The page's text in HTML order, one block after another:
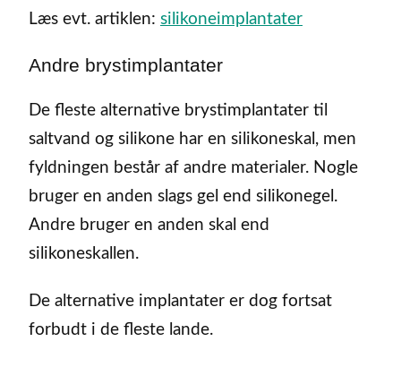
Læs evt. artiklen: silikoneimplantater
Andre brystimplantater
De fleste alternative brystimplantater til
saltvand og silikone har en silikoneskal, men
fyldningen består af andre materialer. Nogle
bruger en anden slags gel end silikonegel.
Andre bruger en anden skal end
silikoneskallen.
De alternative implantater er dog fortsat
forbudt i de fleste lande.